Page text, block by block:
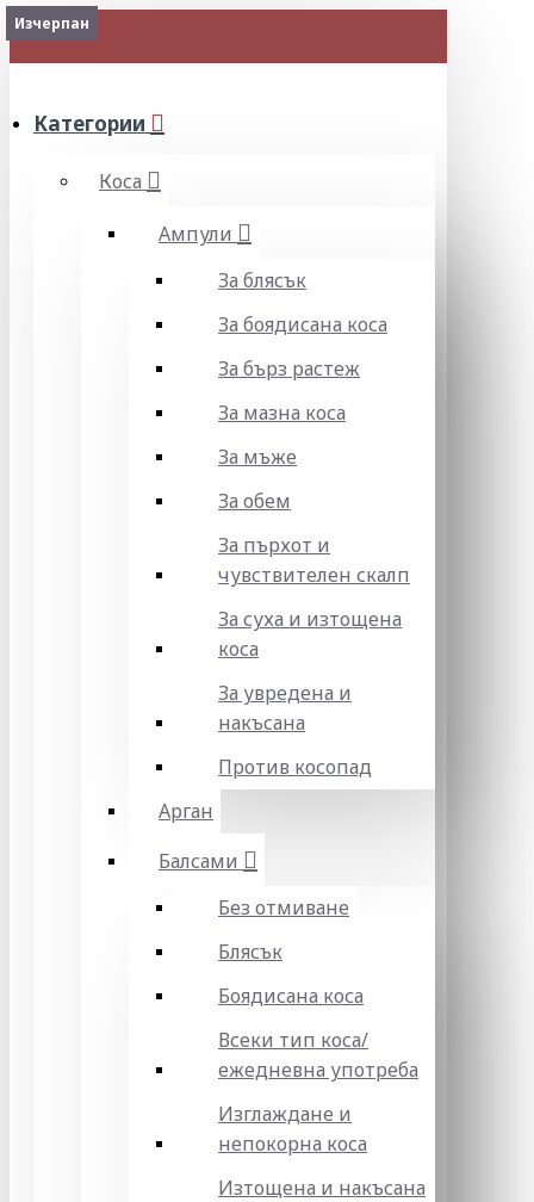
МЕНЮ
Категории
Коса
Ампули
За блясък
За боядисана коса
За бърз растеж
За мазна коса
За мъже
За обем
За пърхот и
чувствителен скалп
За суха и изтощена
коса
За увредена и
накъсана
Против косопад
Арган
Балсами
Без отмиване
Блясък
Боядисана коса
Всеки тип коса/
ежедневна употреба
Изглаждане и
непокорна коса
Изтощена и накъсана
Изчерпан
Изчерпан